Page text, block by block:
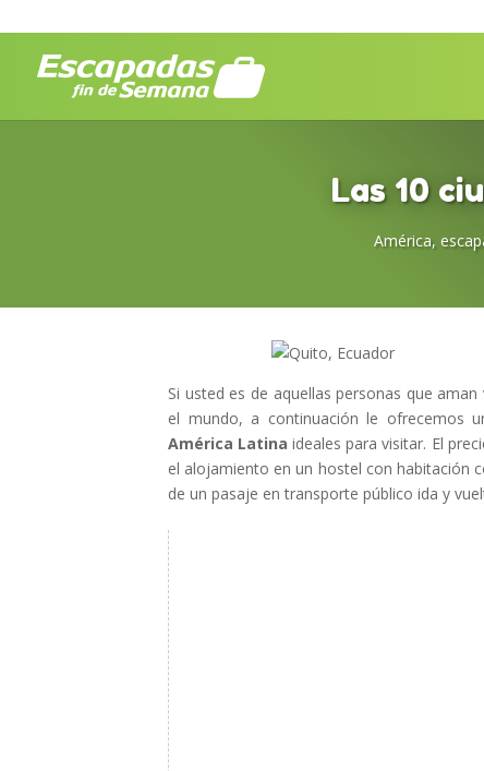
Las 10
América,
Si usted es de aquellas personas que
el mundo, a continuación le ofrecemos
América Latina ideales para visitar. El
el alojamiento en un hostel con habitación
de un pasaje en transporte público ida y